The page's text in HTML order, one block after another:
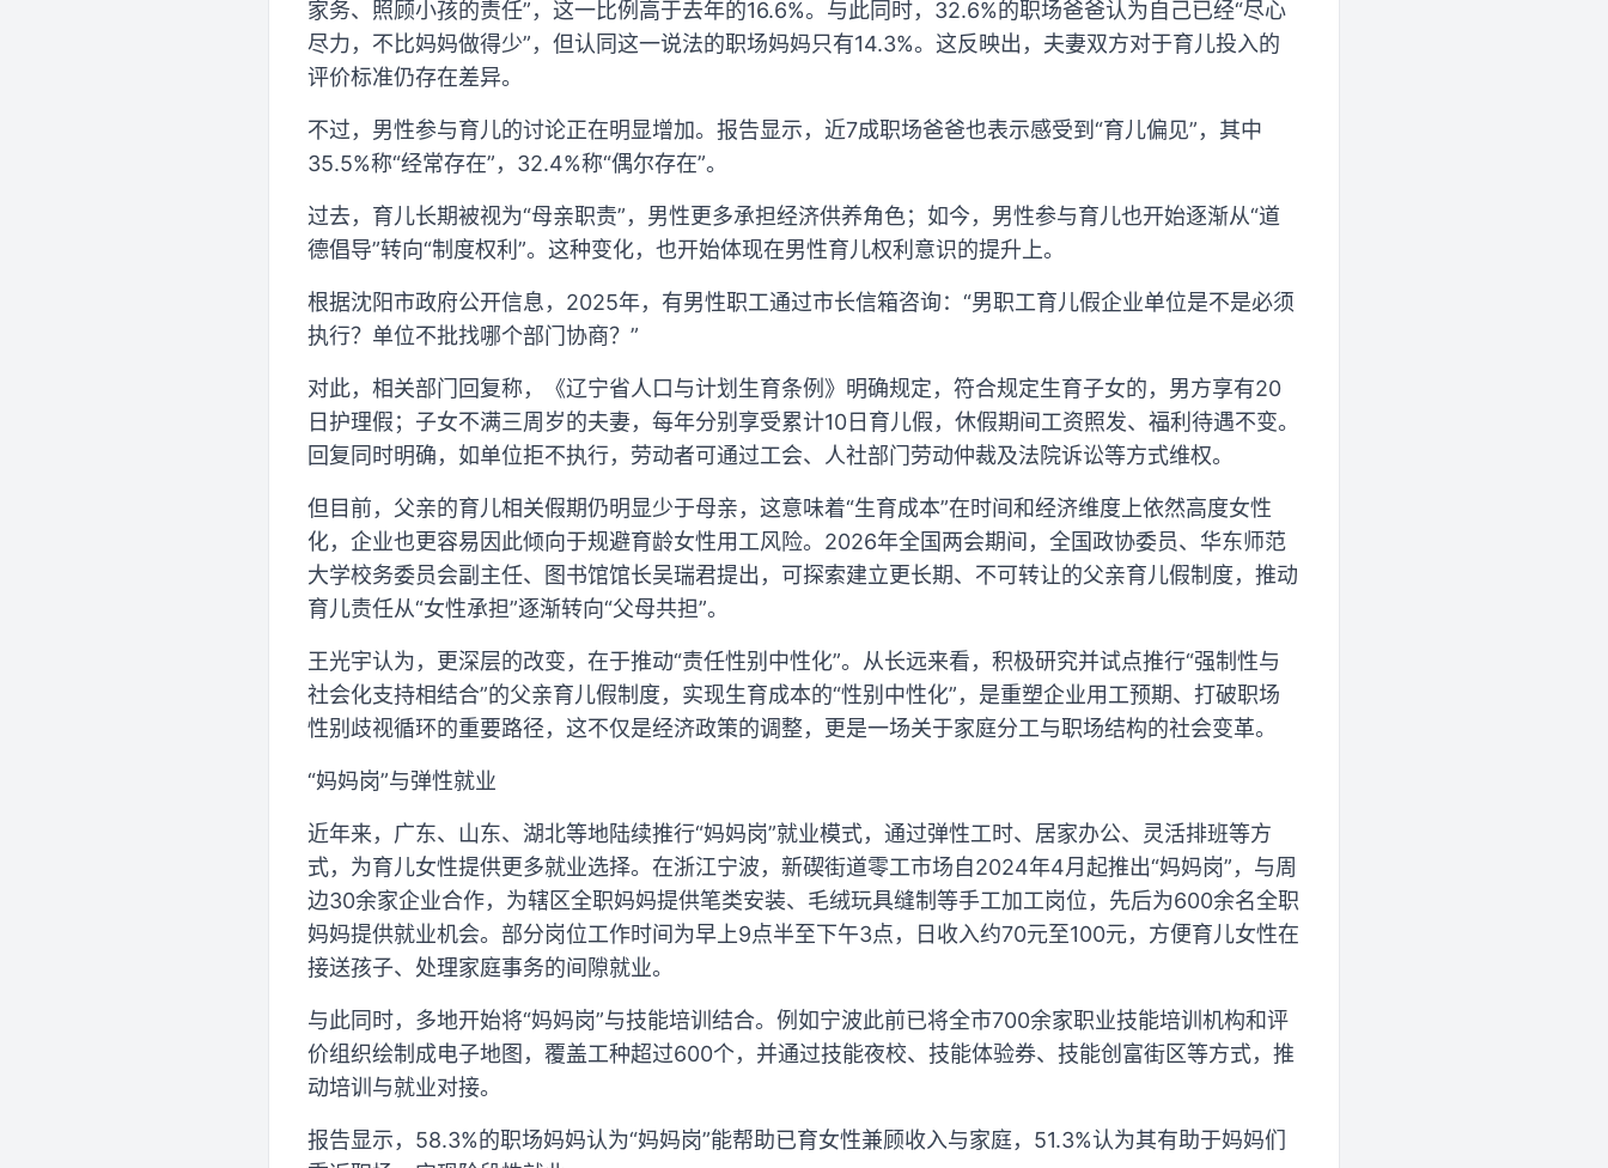
家务、照顾小孩的责任”，这一比例高于去年的16.6%。与此同时，32.6%的职场爸爸认为自己已经“尽心
尽力，不比妈妈做得少”，但认同这一说法的职场妈妈只有14.3%。这反映出，夫妻双方对于育儿投入的
评价标准仍存在差异。
不过，男性参与育儿的讨论正在明显增加。报告显示，近7成职场爸爸也表示感受到“育儿偏见”，其中
35.5%称“经常存在”，32.4%称“偶尔存在”。
过去，育儿长期被视为“母亲职责”，男性更多承担经济供养角色；如今，男性参与育儿也开始逐渐从“道
德倡导”转向“制度权利”。这种变化，也开始体现在男性育儿权利意识的提升上。
根据沈阳市政府公开信息，2025年，有男性职工通过市长信箱咨询：“男职工育儿假企业单位是不是必须
执行？单位不批找哪个部门协商？”
对此，相关部门回复称，《辽宁省人口与计划生育条例》明确规定，符合规定生育子女的，男方享有20
日护理假；子女不满三周岁的夫妻，每年分别享受累计10日育儿假，休假期间工资照发、福利待遇不变。
回复同时明确，如单位拒不执行，劳动者可通过工会、人社部门劳动仲裁及法院诉讼等方式维权。
但目前，父亲的育儿相关假期仍明显少于母亲，这意味着“生育成本”在时间和经济维度上依然高度女性
化，企业也更容易因此倾向于规避育龄女性用工风险。2026年全国两会期间，全国政协委员、华东师范
大学校务委员会副主任、图书馆馆长吴瑞君提出，可探索建立更长期、不可转让的父亲育儿假制度，推动
育儿责任从“女性承担”逐渐转向“父母共担”。
王光宇认为，更深层的改变，在于推动“责任性别中性化”。从长远来看，积极研究并试点推行“强制性与
社会化支持相结合”的父亲育儿假制度，实现生育成本的“性别中性化”，是重塑企业用工预期、打破职场
性别歧视循环的重要路径，这不仅是经济政策的调整，更是一场关于家庭分工与职场结构的社会变革。
“妈妈岗”与弹性就业
近年来，广东、山东、湖北等地陆续推行“妈妈岗”就业模式，通过弹性工时、居家办公、灵活排班等方
式，为育儿女性提供更多就业选择。在浙江宁波，新碶街道零工市场自2024年4月起推出“妈妈岗”，与周
边30余家企业合作，为辖区全职妈妈提供笔类安装、毛绒玩具缝制等手工加工岗位，先后为600余名全职
妈妈提供就业机会。部分岗位工作时间为早上9点半至下午3点，日收入约70元至100元，方便育儿女性在
接送孩子、处理家庭事务的间隙就业。
与此同时，多地开始将“妈妈岗”与技能培训结合。例如宁波此前已将全市700余家职业技能培训机构和评
价组织绘制成电子地图，覆盖工种超过600个，并通过技能夜校、技能体验券、技能创富街区等方式，推
动培训与就业对接。
报告显示，58.3%的职场妈妈认为“妈妈岗”能帮助已育女性兼顾收入与家庭，51.3%认为其有助于妈妈们